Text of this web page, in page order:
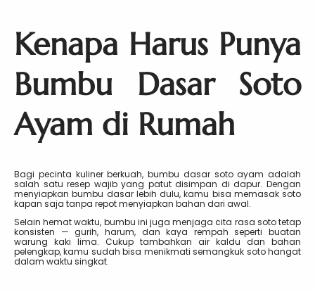
Kenapa Harus Punya
Bumbu Dasar Soto
Ayam di Rumah
Bagi pecinta kuliner berkuah, bumbu dasar soto ayam adalah
salah satu resep wajib yang patut disimpan di dapur. Dengan
menyiapkan bumbu dasar lebih dulu, kamu bisa memasak soto
kapan saja tanpa repot menyiapkan bahan dari awal.
Selain hemat waktu, bumbu ini juga menjaga cita rasa soto tetap
konsisten — gurih, harum, dan kaya rempah seperti buatan
warung kaki lima. Cukup tambahkan air kaldu dan bahan
pelengkap, kamu sudah bisa menikmati semangkuk soto hangat
dalam waktu singkat.